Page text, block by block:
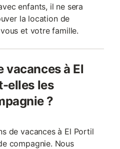
enfants, il ne sera
la location de
et votre famille.
vacances à El
elles les
?
de vacances à El Portil
compagnie. Nous